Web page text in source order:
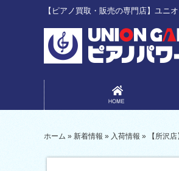
【ピアノ買取・販売の専門店】ユニ
ホーム » 新着情報 » 入荷情報 » 【所沢